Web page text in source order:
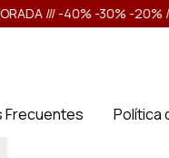
-30% -20% //// +3
Frecuentes Política